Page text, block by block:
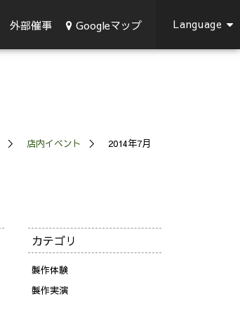
外部催事 Googleマップ Language
店内イベント 2014年7月
カテゴリ
製作体験
製作実演